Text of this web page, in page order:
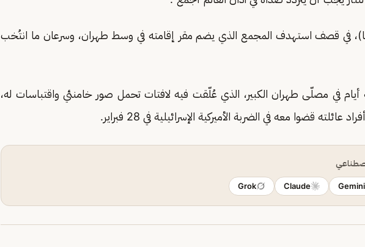
خامنئي (86 عاما)، في قصف استهدف المجمع الذي يضم مقر إقامته في وسط طهران، وسرعان ما انتُخب
في مصلّى طهران الكبير، الذي عُلّقت فيه لافتات تحمل صور خامنئي واقتباسات له،
قضوا معه في الضربة الأميركية الإسرائيلية في 28 فبراير.
Gemini
Claude
Grok